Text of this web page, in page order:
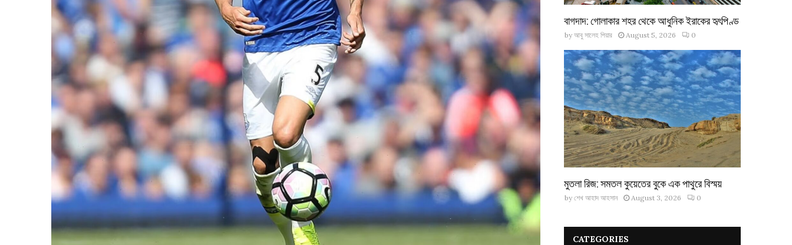
বাগদাদ: গোলাকার শহর থেকে আধুনিক ইরাকের হৃৎপিণ্ড
by আবু সালেহ পিয়ার August 5, 2026 0
মুতলা রিজ: সমতল কুয়েতের বুকে এক পাথুরে বিস্ময়
by শেখ আহাদ আহসান August 3, 2026 0
CATEGORIES